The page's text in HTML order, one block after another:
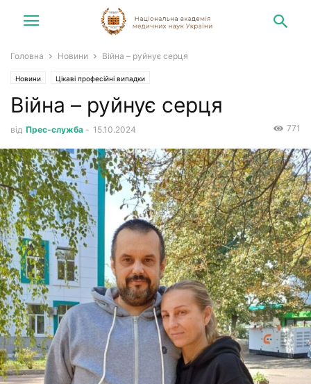
Головна Новини Війна – руйнує серця
Новини Цікаві професійні випадки
Війна – руйнує серця
від Прес-служба - 15.10.2024 771